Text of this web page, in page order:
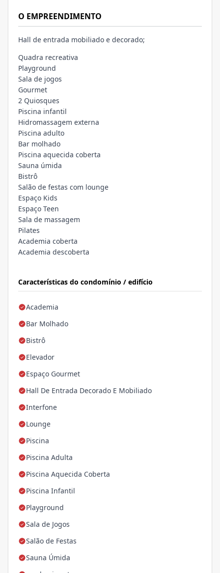
Características do condomínio / edifício
Academia
Bar Molhado
Bistrô
Elevador
Espaço Gourmet
Hall De Entrada Decorado E Mobiliado
Interfone
Lounge
Piscina
Piscina Adulta
Piscina Aquecida Coberta
Piscina Infantil
Playground
Sala de Jogos
Salão de Festas
Sauna Úmida
O EMPREENDIMENTO
Hall de entrada mobiliado e decorado;
Quadra recreativa
Playground
Sala de jogos
Gourmet
2 Quiosques
Piscina infantil
Hidromassagem externa
Piscina adulto
Bar molhado
Piscina aquecida coberta
Sauna úmida
Bistrô
Salão de festas com lounge
Espaço Kids
Espaço Teen
Sala de massagem
Pilates
Academia coberta
Academia descoberta